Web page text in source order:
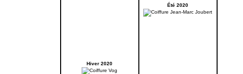
Hiver 2020
Été 2020